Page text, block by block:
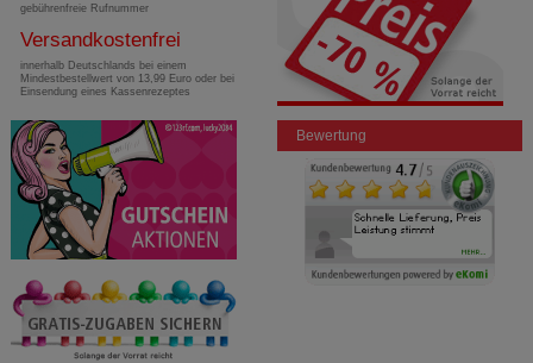
gebührenfreie Rufnummer
Versandkostenfrei
innerhalb Deutschlands bei einem
Mindestbestellwert von 13,99 Euro oder bei
Einsendung eines Kassenrezeptes
Bewertung